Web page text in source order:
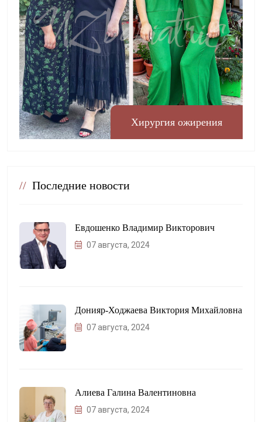
Хирургия ожирения
// Последние новости
Евдошенко Владимир Викторович
07 августа, 2024
Донияр-Ходжаева Виктория Михайловна
07 августа, 2024
Алиева Галина Валентиновна
07 августа, 2024